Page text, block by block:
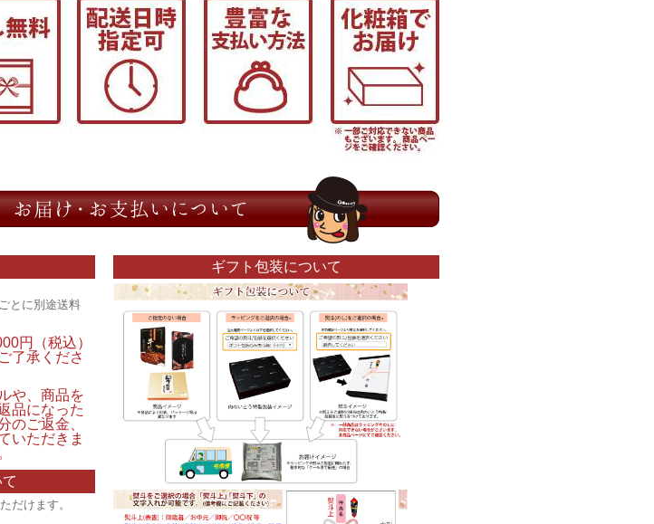
とに別途送料
円（税込）
了承くださ
や、商品を
品になった
のご返金、
いただきま
だけます。
ギフト包装について